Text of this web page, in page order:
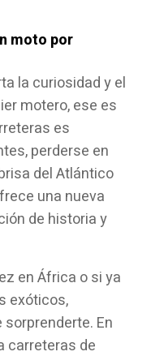
moto por
la curiosidad y el
motero, ese es
es
perderse en
del Atlántico
una nueva
de historia y
en África o si ya
exóticos,
En
carreteras de